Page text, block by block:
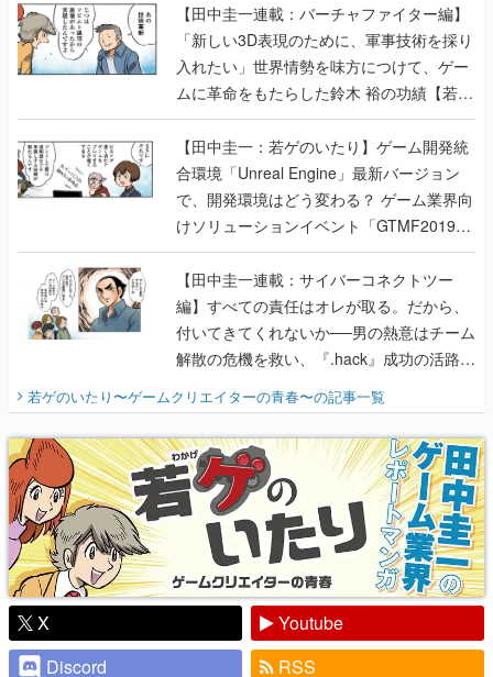
【田中圭一連載：バーチャファイター編】
「新しい3D表現のために、軍事技術を採り
入れたい」世界情勢を味方につけて、ゲー
ムに革命をもたらした鈴木 裕の功績【若ゲ
のいたり】
【田中圭一：若ゲのいたり】ゲーム開発統
合環境「Unreal Engine」最新バージョン
で、開発環境はどう変わる？ ゲーム業界向
けソリューションイベント「GTMF2019」
に行って、より理解を深めよう【PR】
【田中圭一連載：サイバーコネクトツー
編】すべての責任はオレが取る。だから、
付いてきてくれないか──男の熱意はチーム
解散の危機を救い、『.hack』成功の活路を
『少年ジャンプ』色だった【若ゲのいた
り】
若ゲのいたり〜ゲームクリエイターの青春〜の記事一覧
X
Youtube
Discord
RSS